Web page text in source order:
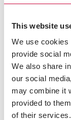
This website
We use cookies
provide social
We also share
our social
may combine it
provided to
of their services.